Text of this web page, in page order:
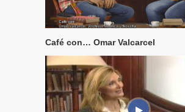
Café con… Omar Valcarcel